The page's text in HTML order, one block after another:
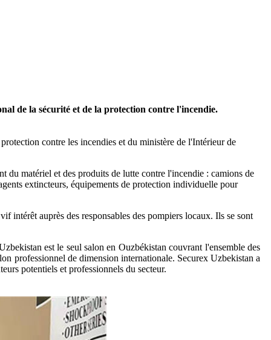
de la sécurité et de la protection contre l'incendie.
contre les incendies et du ministère de l'Intérieur de
du matériel et des produits de lutte contre l'incendie : camions de
extincteurs, équipements de protection individuelle pour
intérêt auprès des responsables des pompiers locaux. Ils se sont
est le seul salon en Ouzbékistan couvrant l'ensemble des
professionnel de dimension internationale. Securex Uzbekistan a
potentiels et professionnels du secteur.